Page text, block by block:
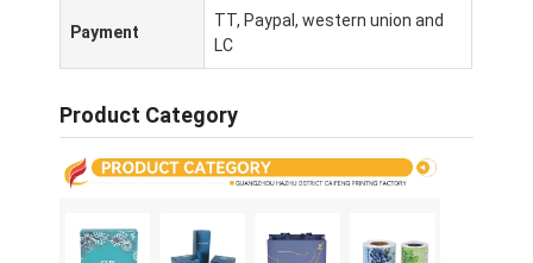
Scatola di imballaggio elettronica
borse di carta del regalo
Contenitore di regalo rigido
scatola di carta pieghevole
Payment
TT, Paypal, western union and
LC
Product Category